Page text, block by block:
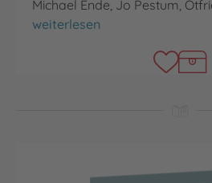
Michael Ende, Jo Pestum,
Das Vorlesebuch für kleine
weiterlesen